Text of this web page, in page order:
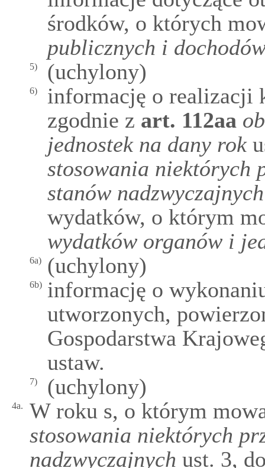
środków, o których
publicznych i
5) (uchylony)
6)
informację o realizacji
zgodnie z art. 112aa
jednostek na dany rok
stosowania niektórych
stanów nadzwyczajnych
wydatków, o którym
wydatków organów i
6a) (uchylony)
6b) informację o
utworzonych,
Gospodarstwa
ustaw.
7) (uchylony)
4a.
W roku s, o którym
stosowania niektórych
nadzwyczajnych ust. 3,